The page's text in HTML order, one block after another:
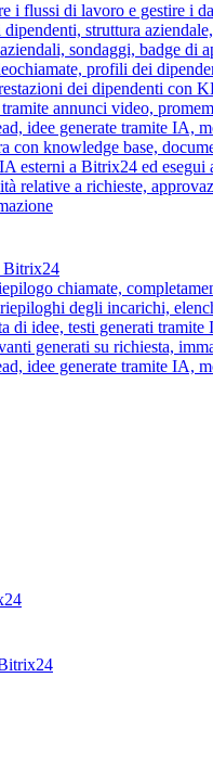
i flussi di lavoro e gestire i
struttura
sondaggi, badge di
profili dei
dei dipendenti con
annunci video,
idee generate tramite IA,
con knowledge base,
esterni a Bitrix24 ed
relative a richieste,
Bitrix24
chiamate,
degli incarichi,
di idee, testi generati
generati su richiesta,
idee generate tramite IA,